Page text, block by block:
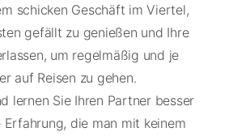
schicken Geschäft im Viertel,
gefällt zu genießen und Ihre
um regelmäßig und je
auf Reisen zu gehen.
lernen Sie Ihren Partner besser
Erfahrung, die man mit keinem